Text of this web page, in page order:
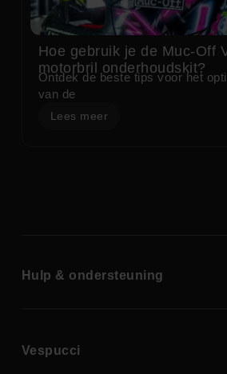
Hoe gebruik je de Muc-Off
motorbril onderhoudskit?
Ontdek de beste tips voor het
van de
Lees meer
Hulp & ondersteuning
Vespucci